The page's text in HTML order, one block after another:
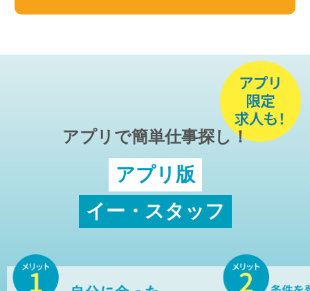
アプリで簡単仕事探し！
アプリ版
イー・スタッフ